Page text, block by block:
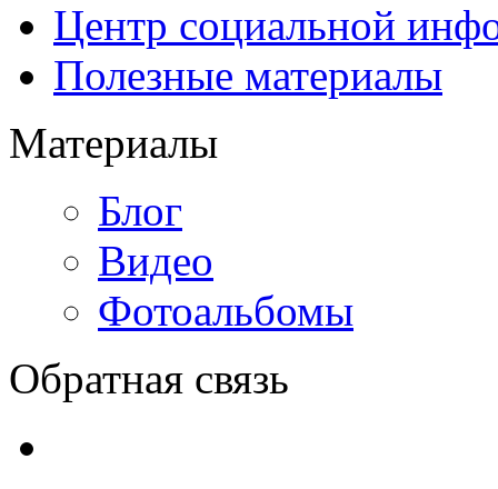
Центр социальной
Полезные материалы
Материалы
Блог
Видео
Фотоальбомы
Обратная связь